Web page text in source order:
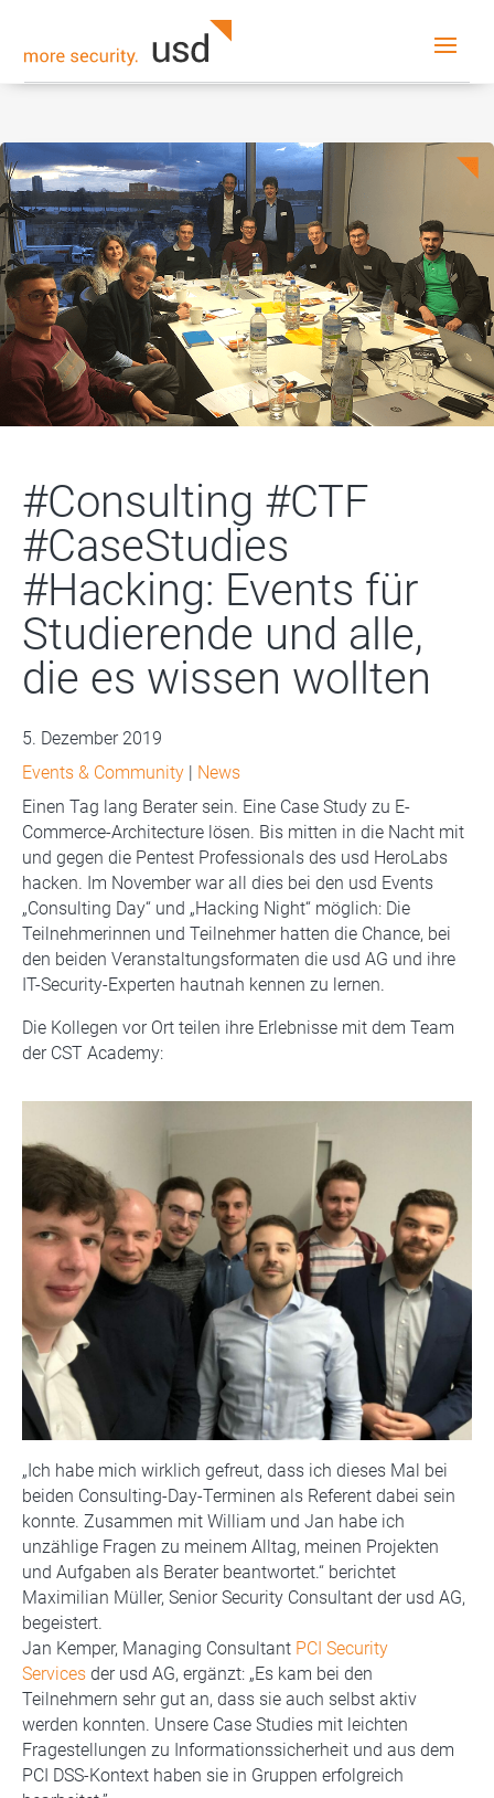
#Consulting #CTF
#CaseStudies
#Hacking: Events für
Studierende und alle,
die es wissen wollten
5. Dezember 2019
Events & Community
News
Einen Tag lang Berater sein. Eine Case Study zu E-
Commerce-Architecture lösen. Bis mitten in die Nacht mit
und gegen die Pentest Professionals des usd HeroLabs
hacken. Im November war all dies bei den usd Events
„Consulting Day“ und „Hacking Night“ möglich: Die
Teilnehmerinnen und Teilnehmer hatten die Chance, bei
den beiden Veranstaltungsformaten die usd AG und ihre
IT-Security-Experten hautnah kennen zu lernen.
Die Kollegen vor Ort teilen ihre Erlebnisse mit dem Team
der CST Academy:
„Ich habe mich wirklich gefreut, dass ich dieses Mal bei
beiden Consulting-Day-Terminen als Referent dabei sein
konnte. Zusammen mit William und Jan habe ich
unzählige Fragen zu meinem Alltag, meinen Projekten
und Aufgaben als Berater beantwortet.“ berichtet
Maximilian Müller, Senior Security Consultant der usd AG,
begeistert.
Jan Kemper, Managing Consultant PCI Security
Services der usd AG, ergänzt: „Es kam bei den
Teilnehmern sehr gut an, dass sie auch selbst aktiv
werden konnten. Unsere Case Studies mit leichten
Fragestellungen zu Informationssicherheit und aus dem
PCI DSS-Kontext haben sie in Gruppen erfolgreich